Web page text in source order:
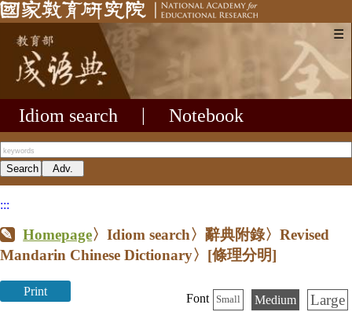
☰
Idiom search Notebook
:::
Homepage〉Idiom search〉辭典附錄〉Revised
Mandarin Chinese Dictionary〉 [條理分明]
Print
Font Small Medium Large